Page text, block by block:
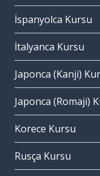
İspanyolca Kursu
İtalyanca Kursu
Japonca (Kanji)
Japonca (Romaji)
Korece Kursu
Rusça Kursu